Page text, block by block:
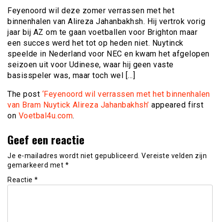
Feyenoord wil deze zomer verrassen met het
binnenhalen van Alireza Jahanbakhsh. Hij vertrok vorig
jaar bij AZ om te gaan voetballen voor Brighton maar
een succes werd het tot op heden niet. Nuytinck
speelde in Nederland voor NEC en kwam het afgelopen
seizoen uit voor Udinese, waar hij geen vaste
basisspeler was, maar toch wel […]
The post ‘Feyenoord wil verrassen met het binnenhalen
van Bram Nuytick Alireza Jahanbakhsh’ appeared first
on Voetbal4u.com.
Geef een reactie
Je e-mailadres wordt niet gepubliceerd. Vereiste velden zijn
gemarkeerd met *
Reactie *